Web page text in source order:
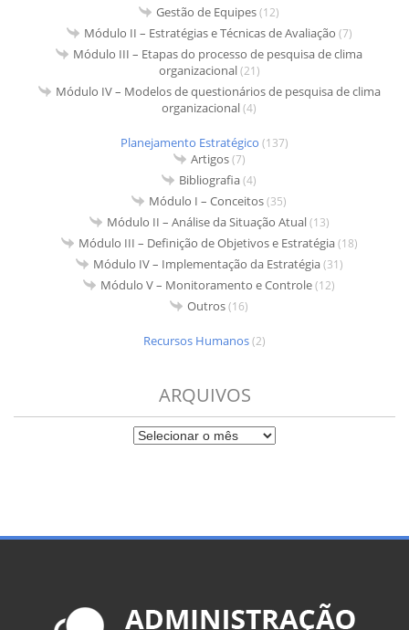
Gestão de Equipes(12)
Módulo II – Estratégias e Técnicas de Avaliação (7)
Módulo III – Etapas do processo de pesquisa de clima
organizacional(21)
Módulo IV – Modelos de questionários de pesquisa de clima
organizacional(4)
Planejamento Estratégico (137)
Artigos(7)
Bibliografia(4)
Módulo I – Conceitos(35)
Módulo II – Análise da Situação Atual(13)
Módulo III – Definição de Objetivos e Estratégia(18)
Módulo IV – Implementação da Estratégia(31)
Módulo V – Monitoramento e Controle(12)
Outros(16)
Recursos Humanos(2)
ARQUIVOS